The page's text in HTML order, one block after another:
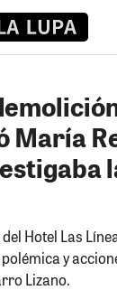
María
Hotel Las
y
Lizano.